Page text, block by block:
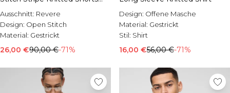
Set
Ausschnitt: Revere
Design: Open Stitch
Material: Gestrickt
26,00 €90,00 €-71%
Design: Offene Masche
Material: Gestrickt
Stil: Shirt
16,00 €56,00 €-71%